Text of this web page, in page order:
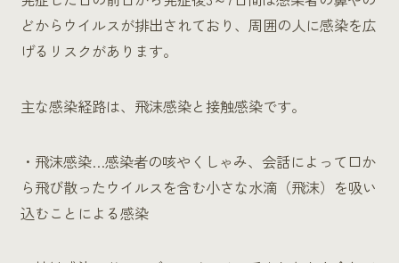
どからウイルスが排出されており、周囲の人に感染を広
げるリスクがあります。
主な感染経路は、飛沫感染と接触感染です。
・飛沫感染…感染者の咳やくしゃみ、会話によって口か
ら飛び散ったウイルスを含む小さな水滴（飛沫）を吸い
込むことによる感染